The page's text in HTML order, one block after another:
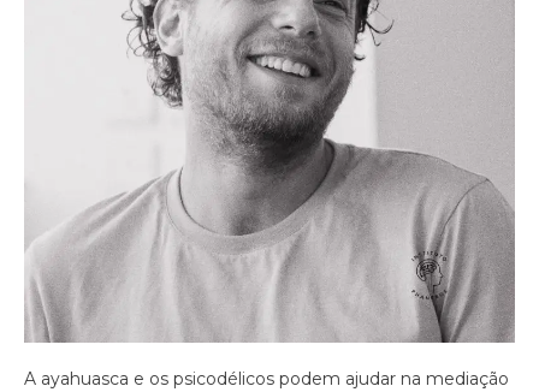
A ayahuasca e os psicodélicos podem ajudar na mediação